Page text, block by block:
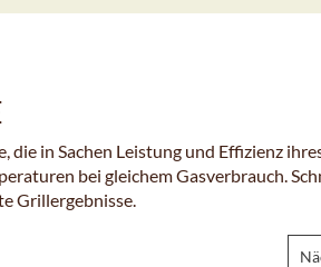
in Sachen Leistung und Effizienz
bei gleichem Gasverbrauch.
Grillergebnisse.